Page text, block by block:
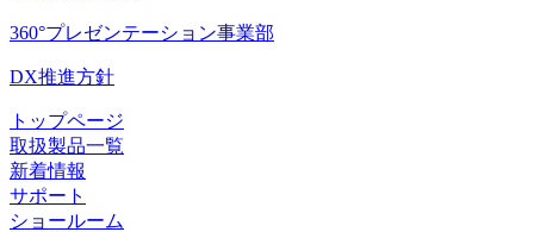
360°プレゼンテーション事業部
DX推進方針
トップページ
取扱製品一覧
新着情報
サポート
ショールーム